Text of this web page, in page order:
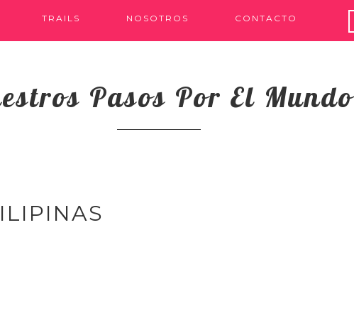
TRAILS NOSOTROS CONTACTO
Pasos Por El Mundo